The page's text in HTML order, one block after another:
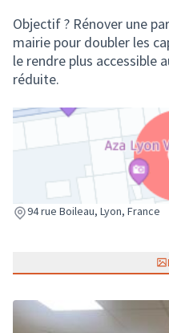
Objectif ? Rénover une
mairie pour doubler les
le rendre plus accessible
réduite.
94 rue Boileau, Lyon, France
(Lien externe)